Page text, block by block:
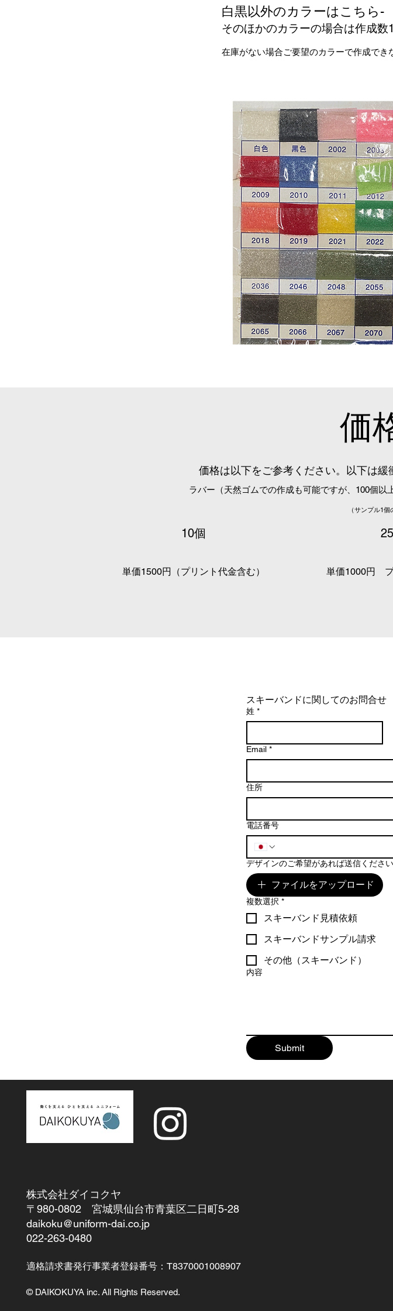
​白黒以外のカラーはこちら-
そのほかのカラーの場合は作成
在庫がない場合ご要望のカラーで作成でき
価
価格は以下をご参考ください。以下は緩
ラバー（天然ゴムでの作成も可能ですが、100個以
（サンプル1個
​10個
単価​1500円（プリント代金含む） 単価1000円
スキーバンドに関してのお問合せ
姓 *
Email *
住所
電話番号
デザインのご希望があれば送信ください
ファイルをアップロード
複数選択 *
スキーバンド見積依頼
スキーバンドサンプル請求
その他（スキーバンド）
内容
Submit
株式会社ダイコクヤ
〒980-0802 宮城県仙台市青葉区二日町5-28
daikoku@uniform-dai.co.jp
​022-263-0480
適格請求書発行事業者登録番号：T8370001008907
© DAIKOKUYA inc. All Rights Reserved.